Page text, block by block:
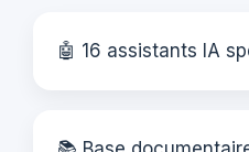
🤖 16 assistants IA